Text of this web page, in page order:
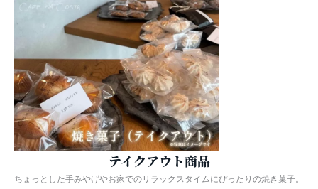
テイクアウト商品
ちょっとした手みやげやお家でのリラックスタイムにぴったりの焼き菓子。